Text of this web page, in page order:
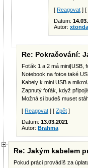
[ Reagovat ] [
Datum:
Autor: xtonda
Re: Pokračování:
Foťák 1 a 2 má mini|USB,
Notebook na fotce také
Kabely k mini USB a
Zapnutý foťák, když
Možná si budeš muset
[ Reagovat ] [ Zpět ]
Datum: 13.03.2021
Autor: Brahma
Re: Jakým kabelem
Pokud práci provádíš za